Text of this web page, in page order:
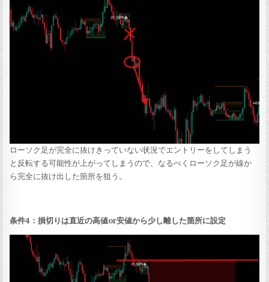
ローソク足が完全に抜けきっていない状況でエントリーをしてしまう
と反転する可能性が上がってしまうので、なるべくローソク足が線か
ら完全に抜け出した箇所を狙う。
条件4：損切りは直近の高値or安値から少し離した箇所に設定